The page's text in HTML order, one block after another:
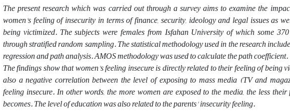
The present research which was carried out through a survey aims to examine the
women's feeling of insecurity in terms of finance, security, ideology and legal issues as
being victimized. The subjects were females from Isfahan University of which some
through stratified random sampling. The statistical methodology used in the research
regression and path analysis. AMOS methodology was used to calculate the path coefficient.
The findings show that women's feeling insecure is directly related to their feeling of being
also a negative correlation between the level of exposing to mass media (TV and
feeling insecure. In other words, the more women are exposed to the media, the less
becomes. The level of education was also related to the parents' insecurity feeling.